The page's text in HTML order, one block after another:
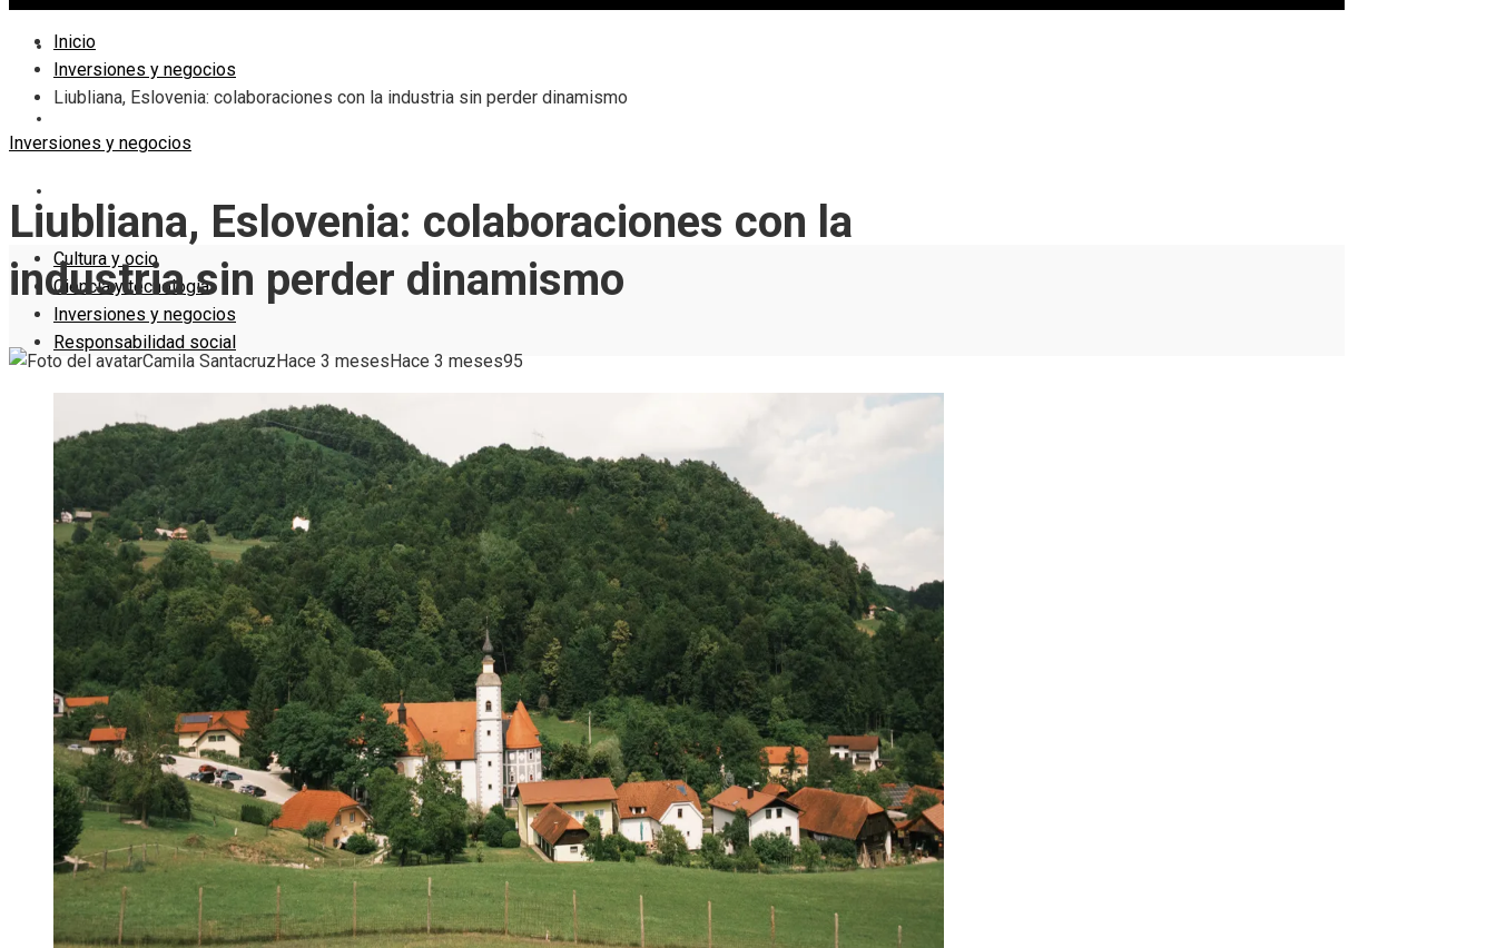
CIENCIA Y TECNOLOGÍA
Cultura y ocio
Ciencia y tecnología
Inversiones y negocios
Responsabilidad social
Inicio
Inversiones y negocios
Liubliana, Eslovenia: colaboraciones con la industria sin perder dinamismo
Inversiones y negocios
Liubliana, Eslovenia: colaboraciones con la
industria sin perder dinamismo
Camila SantacruzHace 3 mesesHace 3 meses95